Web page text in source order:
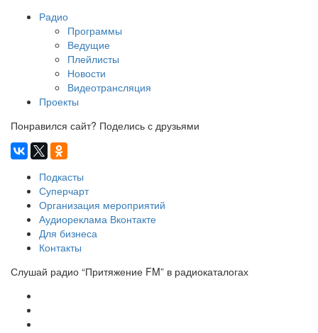
Радио
Программы
Ведущие
Плейлисты
Новости
Видеотрансляция
Проекты
Понравился сайт? Поделись с друзьями
Подкасты
Суперчарт
Организация мероприятий
Аудиореклама Вконтакте
Для бизнеса
Контакты
Слушай радио “Притяжение FM” в радиокаталогах